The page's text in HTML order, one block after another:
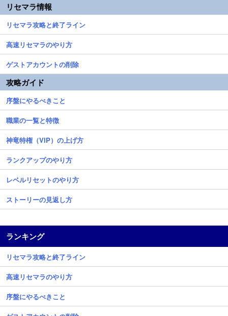
リセマラ情報
リセマラ攻略と終了ライン
高速リセマラのやり方
ゲストアカウントの削除
攻略ガイド
序盤にやるべきこと
職業の一覧と特徴
神竜特権（VIP）の上げ方
ランクアップのやり方
レベルリセットのやり方
ストーリーの見返し方
ランキング
リセマラ攻略と終了ライン
高速リセマラのやり方
序盤にやるべきこと